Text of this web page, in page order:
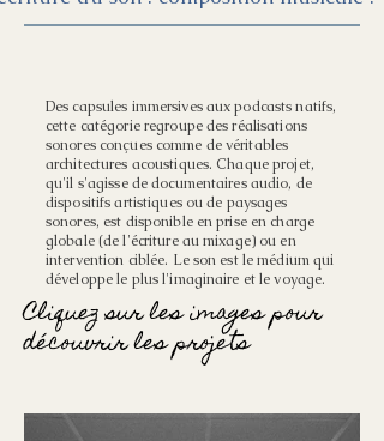
Des capsules immersives aux podcasts natifs,
cette catégorie regroupe des réalisations
sonores conçues comme de véritables
architectures acoustiques. Chaque projet,
qu'il s'agisse de documentaires audio, de
dispositifs artistiques ou de paysages
sonores, est disponible en prise en charge
globale (de l'écriture au mixage) ou en
intervention ciblée. Le son est le médium qui
développe le plus l'imaginaire et le voyage.
Cliquez sur les images pour
découvrir les projets